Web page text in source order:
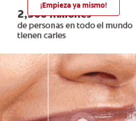
¡Empieza ya mismo!